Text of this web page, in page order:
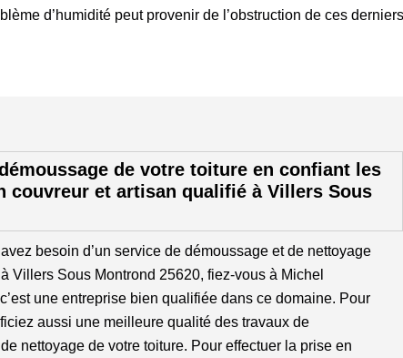
d’humidité peut provenir de l’obstruction de ces
de votre toiture en confiant les
couvreur et artisan qualifié à Villers Sous
besoin d’un service de démoussage et de nettoyage
Villers Sous Montrond 25620, fiez-vous à Michel
une entreprise bien qualifiée dans ce domaine. Pour
aussi une meilleure qualité des travaux de
nettoyage de votre toiture. Pour effectuer la prise en